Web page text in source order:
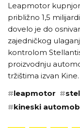
Leapmotor
približno 1,5
dovelo je do
zajedničkog
kontrolom
proizvodnju
tržištima izvan Kine.
#leapmotor #
#kineski